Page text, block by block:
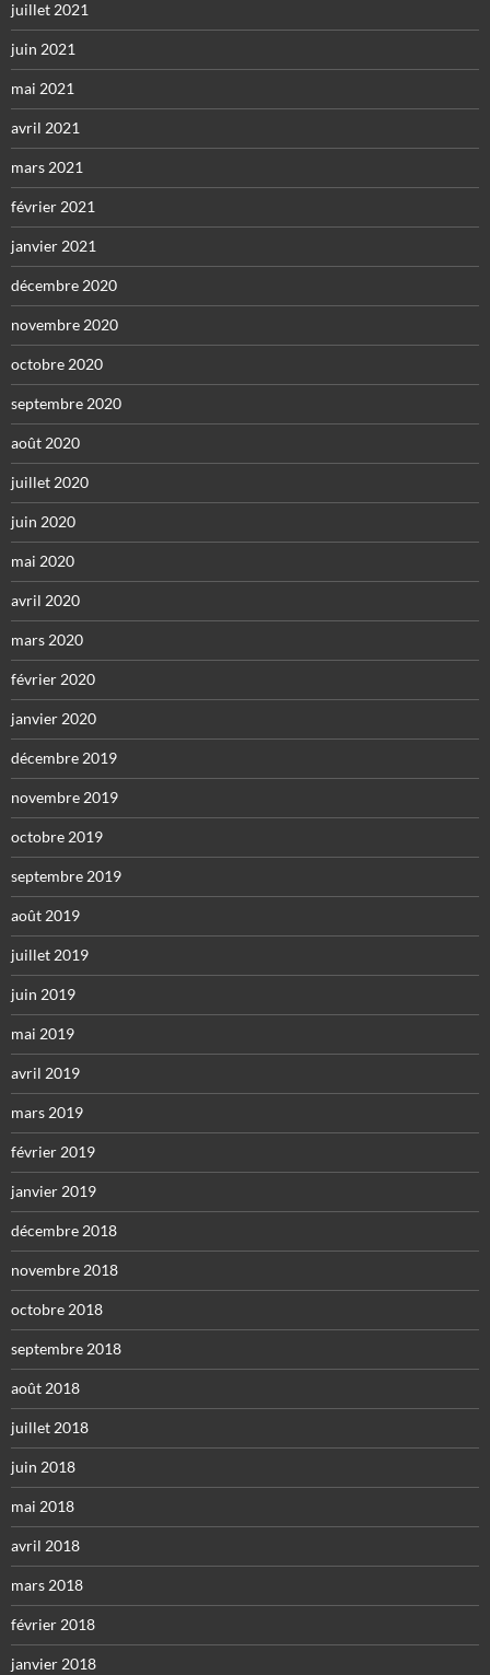
juillet 2021
juin 2021
mai 2021
avril 2021
mars 2021
février 2021
janvier 2021
décembre 2020
novembre 2020
octobre 2020
septembre 2020
août 2020
juillet 2020
juin 2020
mai 2020
avril 2020
mars 2020
février 2020
janvier 2020
décembre 2019
novembre 2019
octobre 2019
septembre 2019
août 2019
juillet 2019
juin 2019
mai 2019
avril 2019
mars 2019
février 2019
janvier 2019
décembre 2018
novembre 2018
octobre 2018
septembre 2018
août 2018
juillet 2018
juin 2018
mai 2018
avril 2018
mars 2018
février 2018
janvier 2018